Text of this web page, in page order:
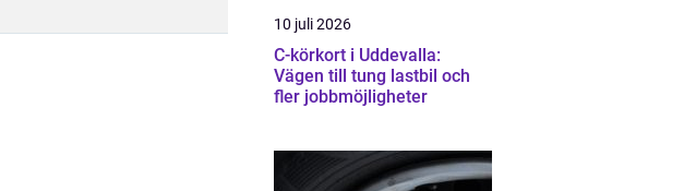
10 juli 2026
C-körkort i Uddevalla:
Vägen till tung lastbil och
fler jobbmöjligheter